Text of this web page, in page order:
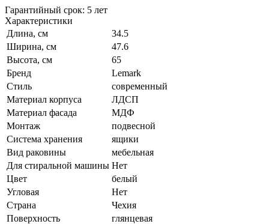
Гарантийный срок: 5 лет
Характеристики
Длина, см
34.5
Ширина, см
47.6
Высота, см
65
Бренд
Lemark
Стиль
современный
Материал корпуса
ЛДСП
Материал фасада
МДФ
Монтаж
подвесной
Система хранения
ящики
Вид раковины
мебельная
Для стиральной машины Нет
Цвет
белый
Угловая
Нет
Страна
Чехия
Поверхность
глянцевая